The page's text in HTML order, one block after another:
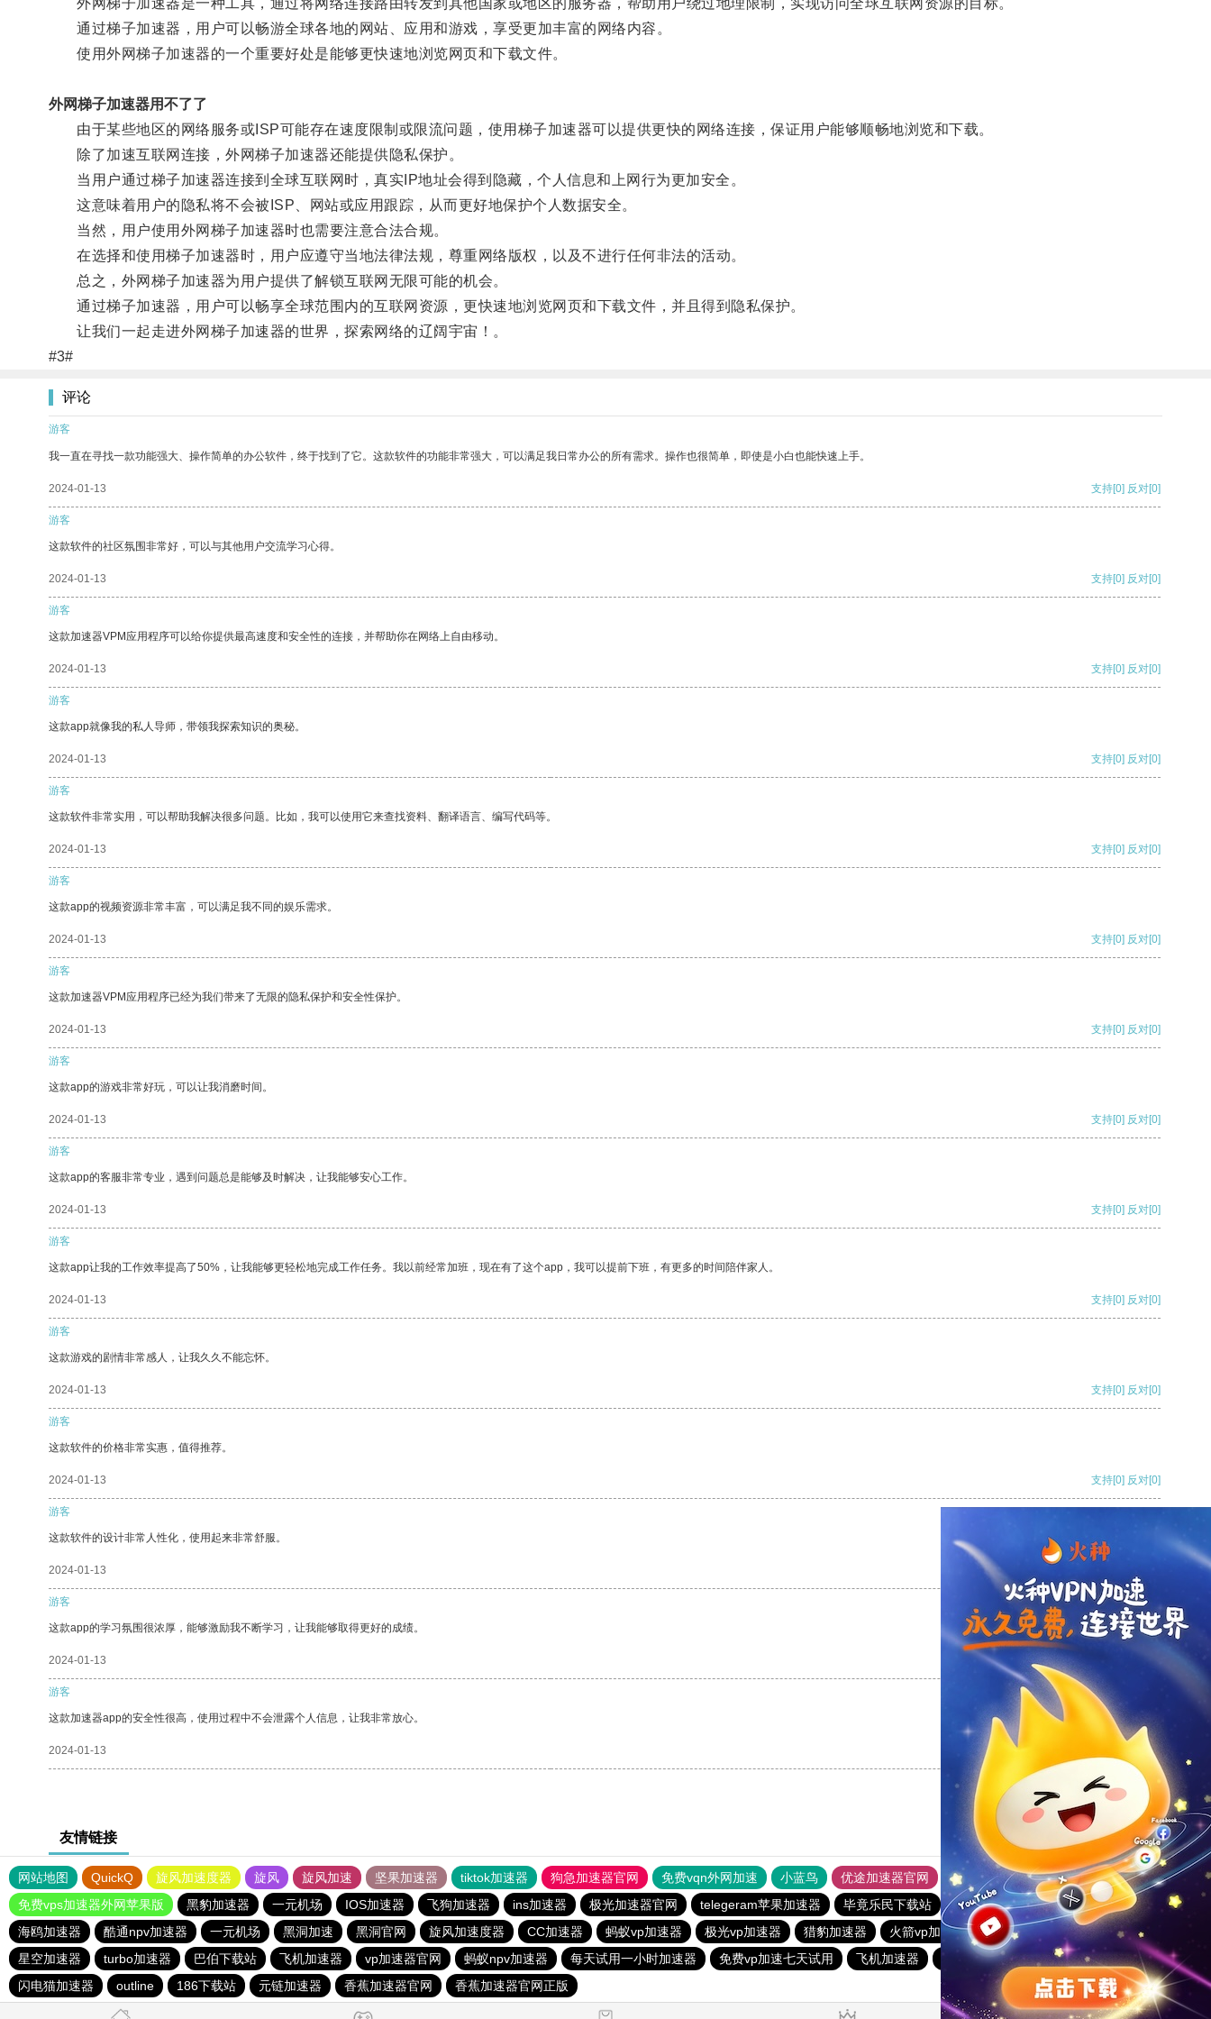
外网梯子加速器是一种工具，通过将网络连接路由转发到其他国家或地区的服务器，帮助用户绕过地理限制，实现访问全球互联网资源的目标。
通过梯子加速器，用户可以畅游全球各地的网站、应用和游戏，享受更加丰富的网络内容。
使用外网梯子加速器的一个重要好处是能够更快速地浏览网页和下载文件。
外网梯子加速器用不了了
由于某些地区的网络服务或ISP可能存在速度限制或限流问题，使用梯子加速器可以提供更快的网络连接，保证用户能够顺畅地浏览和下载。
除了加速互联网连接，外网梯子加速器还能提供隐私保护。
当用户通过梯子加速器连接到全球互联网时，真实IP地址会得到隐藏，个人信息和上网行为更加安全。
这意味着用户的隐私将不会被ISP、网站或应用跟踪，从而更好地保护个人数据安全。
当然，用户使用外网梯子加速器时也需要注意合法合规。
在选择和使用梯子加速器时，用户应遵守当地法律法规，尊重网络版权，以及不进行任何非法的活动。
总之，外网梯子加速器为用户提供了解锁互联网无限可能的机会。
通过梯子加速器，用户可以畅享全球范围内的互联网资源，更快速地浏览网页和下载文件，并且得到隐私保护。
让我们一起走进外网梯子加速器的世界，探索网络的辽阔宇宙！。
#3#
评论
游客
我一直在寻找一款功能强大、操作简单的办公软件，终于找到了它。这款软件的功能非常强大，可以满足我日常办公的所有需求。操作也很简单，即使是小白也能快速上手。
2024-01-13 支持[0] 反对[0]
游客
这款软件的社区氛围非常好，可以与其他用户交流学习心得。
2024-01-13 支持[0] 反对[0]
游客
这款加速器VPM应用程序可以给你提供最高速度和安全性的连接，并帮助你在网络上自由移动。
2024-01-13 支持[0] 反对[0]
游客
这款app就像我的私人导师，带领我探索知识的奥秘。
2024-01-13 支持[0] 反对[0]
游客
这款软件非常实用，可以帮助我解决很多问题。比如，我可以使用它来查找资料、翻译语言、编写代码等。
2024-01-13 支持[0] 反对[0]
游客
这款app的视频资源非常丰富，可以满足我不同的娱乐需求。
2024-01-13 支持[0] 反对[0]
游客
这款加速器VPM应用程序已经为我们带来了无限的隐私保护和安全性保护。
2024-01-13 支持[0] 反对[0]
游客
这款app的游戏非常好玩，可以让我消磨时间。
2024-01-13 支持[0] 反对[0]
游客
这款app的客服非常专业，遇到问题总是能够及时解决，让我能够安心工作。
2024-01-13 支持[0] 反对[0]
游客
这款app让我的工作效率提高了50%，让我能够更轻松地完成工作任务。我以前经常加班，现在有了这个app，我可以提前下班，有更多的时间陪伴家人。
2024-01-13 支持[0] 反对[0]
游客
这款游戏的剧情非常感人，让我久久不能忘怀。
2024-01-13 支持[0] 反对[0]
游客
这款软件的价格非常实惠，值得推荐。
2024-01-13 支持[0] 反对[0]
游客
这款软件的设计非常人性化，使用起来非常舒服。
2024-01-13
游客
这款app的学习氛围很浓厚，能够激励我不断学习，让我能够取得更好的成绩。
2024-01-13 反对
游客
这款加速器app的安全性很高，使用过程中不会泄露个人信息，让我非常放心。
2024-01-13 反对[0]
友情链接
网站地图 QuickQ 旋风加速度器 旋风 旋风加速 坚果加速器 tiktok加速器 狗急加速器官网 免费vqn外网加速 小蓝鸟 优途加速器官网 风驰加速器 旋风加速器
八戒看书
免费vps加速器外网苹果版
黑豹加速器 一元机场 IOS加速器 飞狗加速器 ins加速器 极光加速器官网 telegeram苹果加速器 毕竟乐民下载站 暴雪加速器
老佛爷加速器
海鸥加速器
酷通npv加速器 一元机场 黑洞加速 黑洞官网 旋风加速度器 CC加速器 蚂蚁vp加速器 极光vp加速器 猎豹加速器 火箭vp加速器官网
免费vqn加速试用
星空加速器
turbo加速器 巴伯下载站 飞机加速器 vp加速器官网 蚂蚁npv加速器 每天试用一小时加速器 免费vp加速七天试用 飞机加速器 黑洞加速官网 快橙加速器
快联加速器
闪电猫加速器
outline 186下载站 元链加速器 香蕉加速器官网 香蕉加速器官网正版